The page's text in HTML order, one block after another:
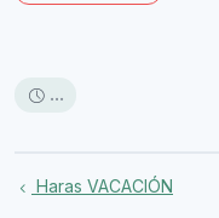
...
Haras VACACIÓN